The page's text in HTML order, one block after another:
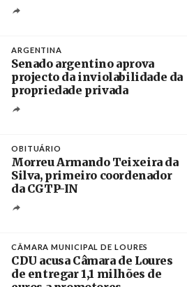
ARGENTINA
Senado argentino aprova
projecto da inviolabilidade da
propriedade privada
OBITUÁRIO
Morreu Armando Teixeira da
Silva, primeiro coordenador
da CGTP-IN
CÂMARA MUNICIPAL DE LOURES
CDU acusa Câmara de Loures
de entregar 1,1 milhões de